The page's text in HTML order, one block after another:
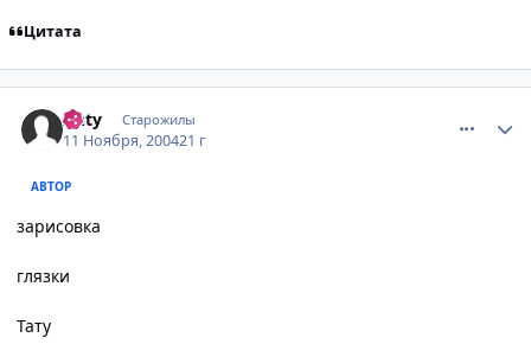
Цитата
Anty Старожилы
11 Ноября, 200421 г
АВТОР
зарисовка
глязки
Тату